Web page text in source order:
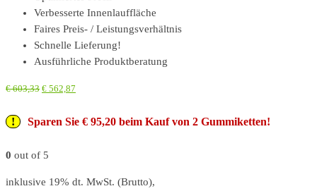
Verbesserte Innenlauffläche
Faires Preis- / Leistungsverhältnis
Schnelle Lieferung!
Ausführliche Produktberatung
€603,33 € 562,87
Sparen Sie € 95,20 beim Kauf von 2 Gummiketten!
0 out of 5
inklusive 19% dt. MwSt. (Brutto),